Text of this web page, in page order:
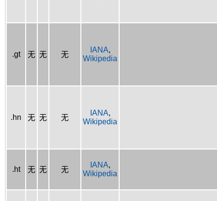
.gt 无 无 无
IANA,
Wikipedia
.hn 无 无 无
IANA,
Wikipedia
.ht 无 无 无
IANA,
Wikipedia